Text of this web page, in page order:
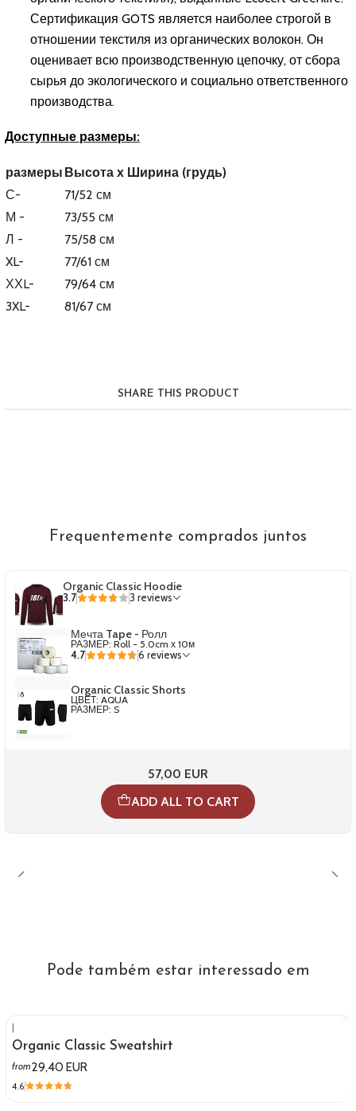
Сертификация GOTS является наиболее строгой в
отношении текстиля из органических волокон. Он
оценивает всю производственную цепочку, от сбора
сырья до экологического и социально ответственного
производства.
Доступные размеры:
размеры Высота х Ширина (грудь)
С-
71/52 см
М -
73/55 см
Л -
75/58 см
XL-
77/61 см
ХХL-
79/64 см
3XL-
81/67 см
SHARE THIS PRODUCT
Frequentemente comprados juntos
Organic Classic Hoodie
3.7 3 reviews
Мечта Tape - Ролл
РАЗМЕР: Roll - 5.0cm х 10м
4.7
6 reviews
Organic Classic Shorts
ЦВЕТ: AQUA
РАЗМЕР: S
57,00 EUR
ADD ALL TO CART
Pode também estar interessado em
|
Organic Classic Sweatshirt
from29,40 EUR
4.6